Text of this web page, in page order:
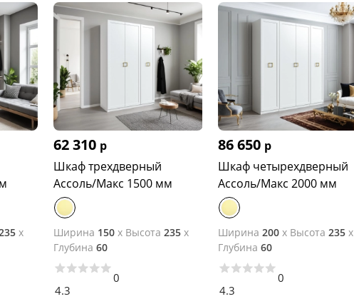
x
62 310 р
Шкаф трехдверный
Ассоль/Макс 1500 мм
Ширина 150x Высота 235x
Глубина 60
4.3
0
86 650 р
Шкаф четырехдверный
Ассоль/Макс 2000 мм
Ширина 200 x Высота 235 x
Глубина 60
4.3
0